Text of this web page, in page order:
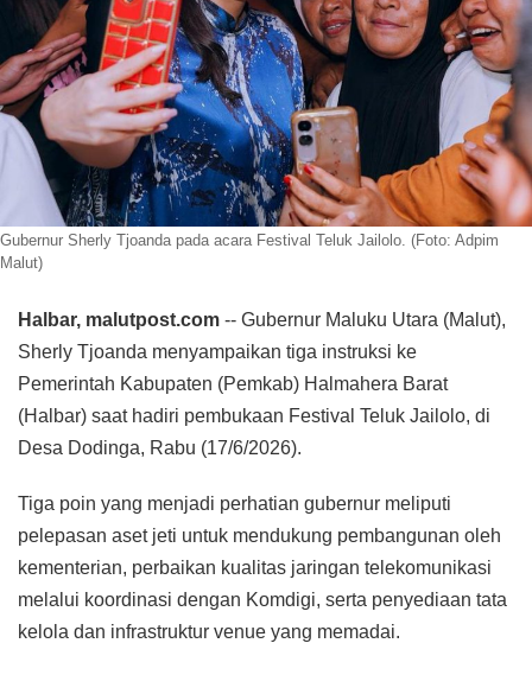
Gubernur Sherly Tjoanda pada acara Festival Teluk Jailolo. (Foto: Adpim
Malut)
Halbar, malutpost.com -- Gubernur Maluku Utara (Malut),
Sherly Tjoanda menyampaikan tiga instruksi ke
Pemerintah Kabupaten (Pemkab) Halmahera Barat
(Halbar) saat hadiri pembukaan Festival Teluk Jailolo, di
Desa Dodinga, Rabu (17/6/2026).
Tiga poin yang menjadi perhatian gubernur meliputi
pelepasan aset jeti untuk mendukung pembangunan oleh
kementerian, perbaikan kualitas jaringan telekomunikasi
melalui koordinasi dengan Komdigi, serta penyediaan tata
kelola dan infrastruktur venue yang memadai.